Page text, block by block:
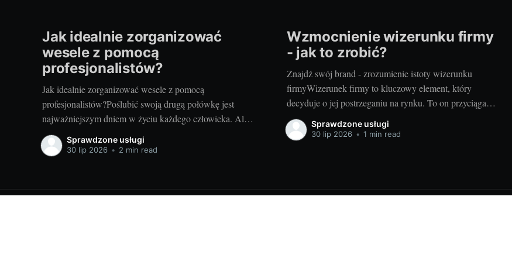
Jak idealnie zorganizować
wesele z pomocą
profesjonalistów?
Jak idealnie zorganizować wesele z pomocą
profesjonalistów?Poślubić swoją drugą połówkę jest
najważniejszym dniem w życiu każdego człowieka. Ale
zanim to nastąpi, stajemy przed wielkim wyzwaniem –
jak zorganizować ten najważniejszy dzień? Czy warto
Przygotowania
Sprawdzone usługi
30 lip 2026 • 2 min read
Wzmocnienie wizerunku firmy
- jak to zrobić?
Znajdź swój brand - zrozumienie istoty wizerunku
firmyWizerunek firmy to kluczowy element, który
decyduje o jej postrzeganiu na rynku. To on przyciąga
nowych klientów, buduje zaufanie i pozwala wyróżnić się
pośród konkurencji. Ale jak zdefiniować wizerunek
Sprawdzone usługi
30 lip 2026 • 1 min read